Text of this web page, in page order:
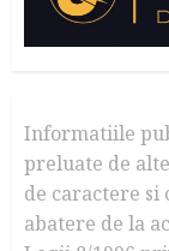
Informatiile
preluate de
de caractere si
abatere de la